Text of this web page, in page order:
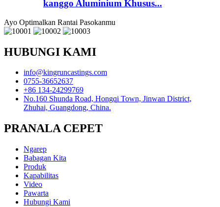
kanggo Aluminium Khusus...
Ayo Optimalkan Rantai Pasokanmu
HUBUNGI KAMI
info@kingruncastings.com
0755-36652637
+86 134-24299769
No.160 Shunda Road, Hongqi Town, Jinwan District,
Zhuhai, Guangdong, China.
PRANALA CEPET
Ngarep
Babagan Kita
Produk
Kapabilitas
Video
Pawarta
Hubungi Kami